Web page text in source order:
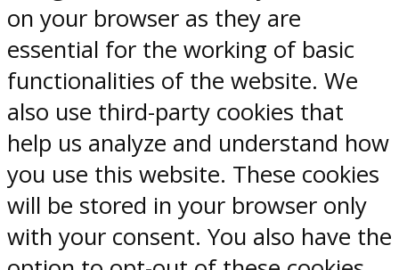
on your browser as they are
essential for the working of basic
functionalities of the website. We
also use third-party cookies that
help us analyze and understand how
you use this website. These cookies
will be stored in your browser only
with your consent. You also have the